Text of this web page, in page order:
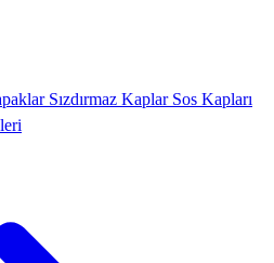
Sızdırmaz Kaplar Sos Kapları